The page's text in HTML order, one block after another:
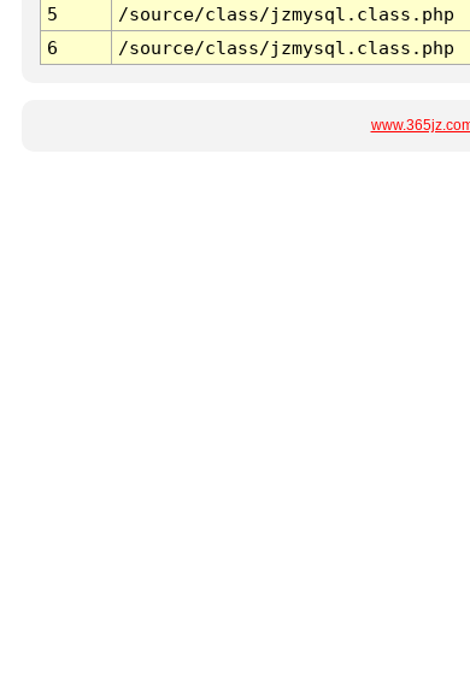
5
/source/class/jzmysql.class.php
6
/source/class/jzmysql.class.php